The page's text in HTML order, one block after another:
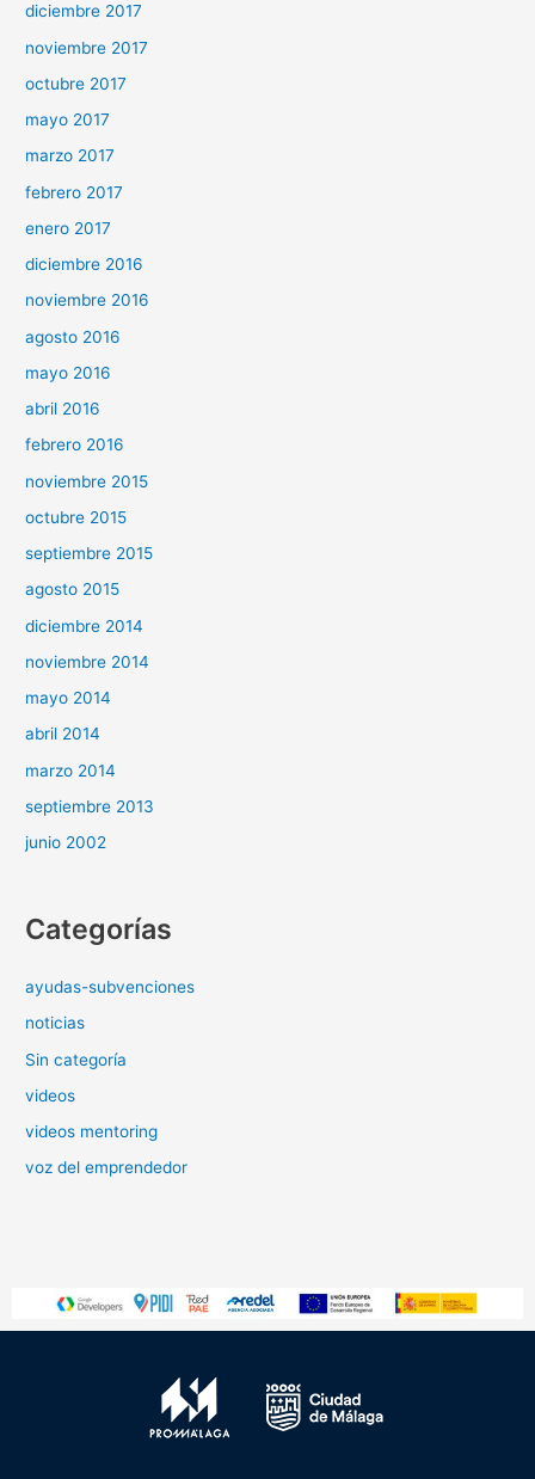
diciembre 2017
noviembre 2017
octubre 2017
mayo 2017
marzo 2017
febrero 2017
enero 2017
diciembre 2016
noviembre 2016
agosto 2016
mayo 2016
abril 2016
febrero 2016
noviembre 2015
octubre 2015
septiembre 2015
agosto 2015
diciembre 2014
noviembre 2014
mayo 2014
abril 2014
marzo 2014
septiembre 2013
junio 2002
Categorías
ayudas-subvenciones
noticias
Sin categoría
videos
videos mentoring
voz del emprendedor